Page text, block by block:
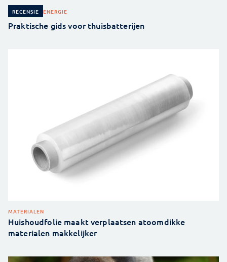
RECENSIE ENERGIE
Praktische gids voor thuisbatterijen
MATERIALEN
Huishoudfolie maakt verplaatsen atoomdikke
materialen makkelijker